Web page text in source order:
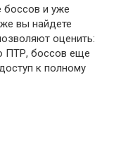
боссов и уже
вы найдете
оценить:
ПТР, боссов еще
к полному